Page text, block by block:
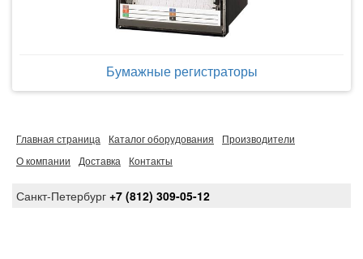
Бумажные регистраторы
Главная страница Каталог оборудования
Производители
О компании
Доставка Контакты
Санкт-Петербург +7 (812) 309-05-12